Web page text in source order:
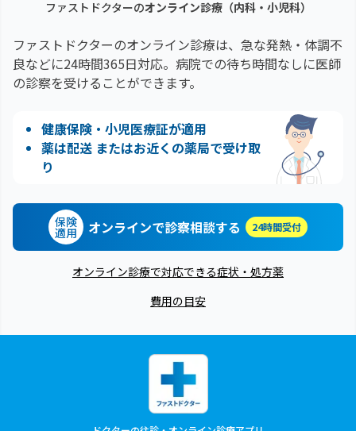
ファストドクターのオンライン診療（内科・小児科）
ファストドクターのオンライン診療は、急な発熱・体調不
良などに24時間365日対応。 病院での待ち時間なしに医師
の診察を受けることができます。
健康保険・小児医療証が適用
薬は配送 またはお近くの薬局で受け取
り
保険
適用 オンラインで診察相談する 24時間受付
オンライン診療で対応できる症状・処方薬
費用の目安